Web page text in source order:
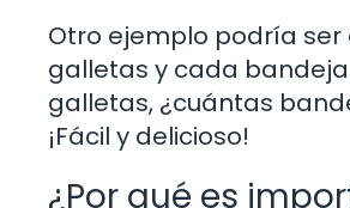
Otro ejemplo podría ser
galletas y cada
galletas, ¿cuántas
¡Fácil y delicioso!
¿Por qué es